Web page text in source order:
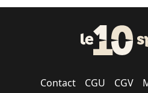
Contact CGU CGV